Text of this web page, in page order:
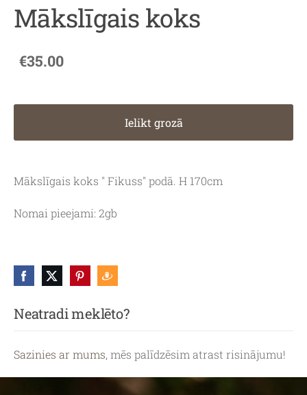
Neatradi meklēto?
Sazinies ar mums, mēs palīdzēsim atrast risinājumu!
Mākslīgais koks
€35.00
Ielikt grozā
Mākslīgais koks " Fikuss" podā. H 170cm
Nomai pieejami: 2gb